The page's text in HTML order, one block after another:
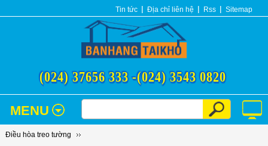
Tin tức Địa chỉ liên hệ Rss Sitemap
(024) 37656 333 -(024) 3543 0820
MENU
Điều hòa treo tường